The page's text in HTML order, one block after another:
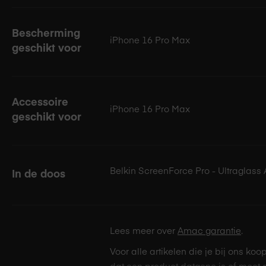
Bescherming
geschikt voor
iPhone 16 Pro Max
Accessoire
geschikt voor
iPhone 16 Pro Max
In de doos Belkin ScreenForce Pro -
Lees meer over Amac garantie.
Voor alle artikelen die je bij ons